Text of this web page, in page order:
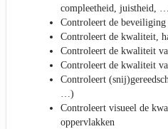
compleetheid, juistheid,
Controleert de beveiliging
Controleert de kwaliteit,
Controleert de kwaliteit
Controleert de kwaliteit
Controleert
…)
Controleert visueel de
oppervlakken